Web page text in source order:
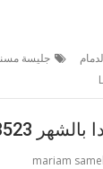
جليسة
mariam